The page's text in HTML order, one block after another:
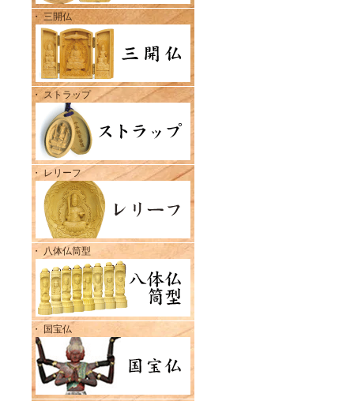
・ 三開仏
・ ストラップ
・ レリーフ
・ 八体仏筒型
・ 国宝仏